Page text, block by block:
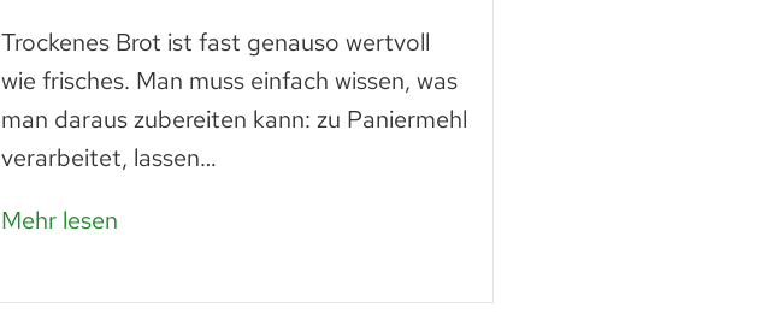
Trockenes Brot ist fast genauso wertvoll
wie frisches. Man muss einfach wissen, was
man daraus zubereiten kann: zu Paniermehl
verarbeitet, lassen…
Mehr lesen